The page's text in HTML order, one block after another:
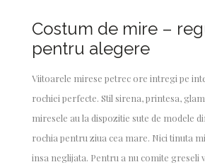
Costum de mire –
pentru alegere
Viitoarele mirese petrec ore intregi pe
rochiei perfecte. Stil sirena, printesa,
miresele au la dispozitie sute de modele
rochia pentru ziua cea mare. Nici tinuta
insa neglijata. Pentru a nu comite greseli